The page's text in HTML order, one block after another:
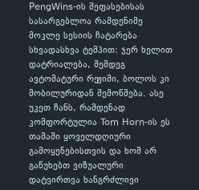
PengWins-ის შეფასებისას
სასარგებლოა რამდენიმე
მოკლე სესიის ჩატარება
სხვადასხვა ტემპით: ჯერ ხელით
დატრიალება, შემდეგ
ავტომატური რეჟიმი, ბოლოს კი
მობილურიდან შემოწმება. ასე
უკეთ ჩანს, რამდენად
კომფორტულია Tom Horn-ის ეს
თამაში ყოველდღიური
გამოყენებისთვის და ხომ არ
გაწუხებთ ვიზუალური
დატვირთვა ხანგრძლივი